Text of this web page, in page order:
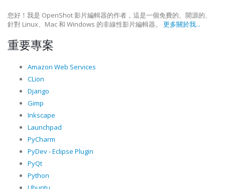
您好！我是 OpenShot 影片編輯器的作者，這是一個免費的、開源的、
針對 Linux、Mac 和 Windows 的非線性影片編輯器。 更多關於我...
重要專案
Amazon Web Services
CLion
Django
Gimp
Inkscape
Launchpad
PyCharm
PyDev - Eclipse Plugin
PyQt
Python